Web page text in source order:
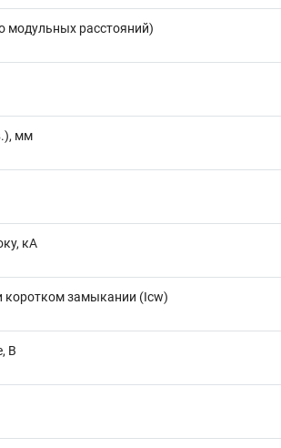
расстояний)
мм
кА
замыкании (Icw)
В